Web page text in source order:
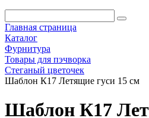
Главная страница
Каталог
Фурнитура
Товары для пэчворка
Стеганый цветочек
Шаблон К17 Летящие гуси 15 см
Шаблон К17